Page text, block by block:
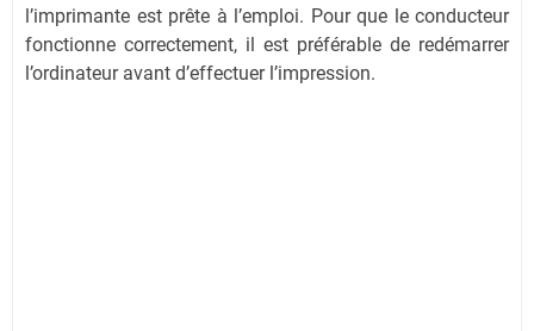
l’imprimante est prête à l’emploi. Pour que le conducteur
fonctionne correctement, il est préférable de redémarrer
l’ordinateur avant d’effectuer l’impression.